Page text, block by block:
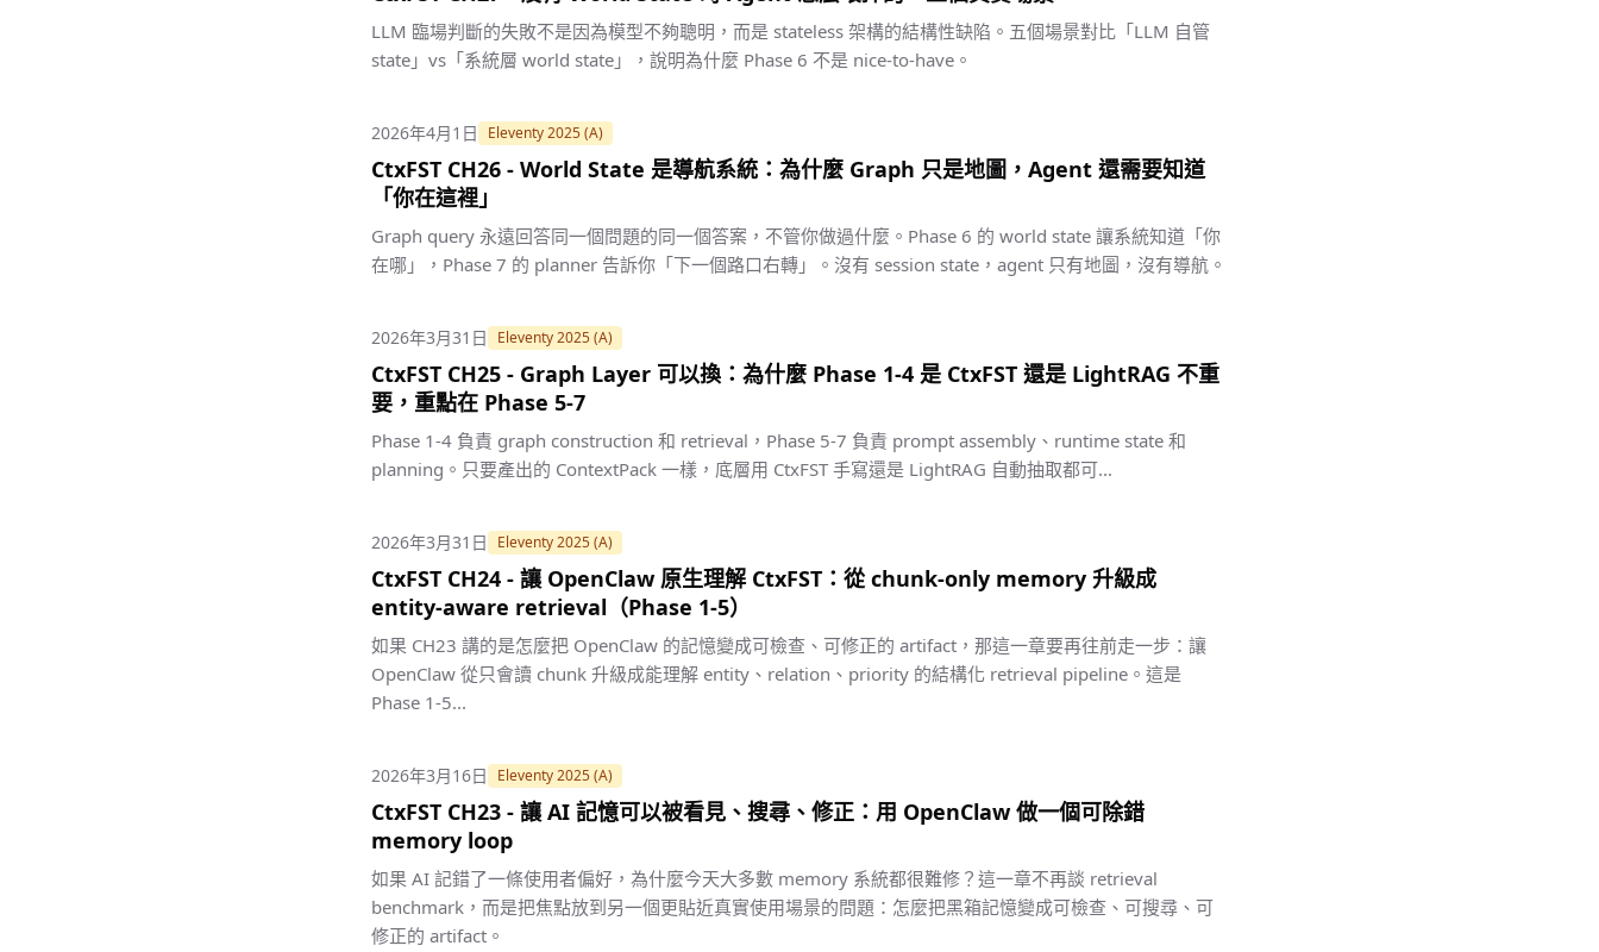
LLM 臨場判斷的失敗不是因為模型不夠聰明，而是 stateless 架構的結構性缺陷。五個場景對比「LLM 自管
state」vs「系統層 world state」，說明為什麼 Phase 6 不是 nice-to-have。
2026年4月1日 Eleventy 2025 (A)
CtxFST CH26 - World State 是導航系統：為什麼 Graph 只是地圖，Agent 還需要知道
「你在這裡」
Graph query 永遠回答同一個問題的同一個答案，不管你做過什麼。Phase 6 的 world state 讓系統知道「你
在哪」，Phase 7 的 planner 告訴你「下一個路口右轉」。沒有 session state，agent 只有地圖，沒有導航。
2026年3月31日 Eleventy 2025 (A)
CtxFST CH25 - Graph Layer 可以換：為什麼 Phase 1-4 是 CtxFST 還是 LightRAG 不重
要，重點在 Phase 5-7
Phase 1-4 負責 graph construction 和 retrieval，Phase 5-7 負責 prompt assembly、runtime state 和
planning。只要產出的 ContextPack 一樣，底層用 CtxFST 手寫還是 LightRAG 自動抽取都可...
2026年3月31日 Eleventy 2025 (A)
CtxFST CH24 - 讓 OpenClaw 原生理解 CtxFST：從 chunk-only memory 升級成
entity-aware retrieval（Phase 1-5）
如果 CH23 講的是怎麼把 OpenClaw 的記憶變成可檢查、可修正的 artifact，那這一章要再往前走一步：讓
OpenClaw 從只會讀 chunk 升級成能理解 entity、relation、priority 的結構化 retrieval pipeline。這是
Phase 1-5...
2026年3月16日 Eleventy 2025 (A)
CtxFST CH23 - 讓 AI 記憶可以被看見、搜尋、修正：用 OpenClaw 做一個可除錯
memory loop
如果 AI 記錯了一條使用者偏好，為什麼今天大多數 memory 系統都很難修？這一章不再談 retrieval
benchmark，而是把焦點放到另一個更貼近真實使用場景的問題：怎麼把黑箱記憶變成可檢查、可搜尋、可
修正的 artifact。